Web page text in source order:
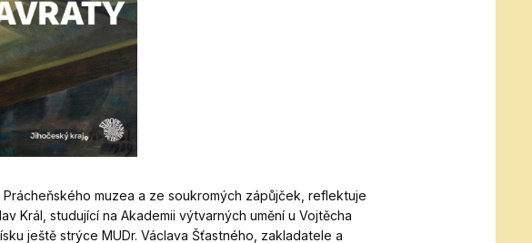
muzea a ze soukromých zápůjček, reflektuje
Král, studující na Akademii výtvarných umění u Vojtěcha
ještě strýce MUDr. Václava Šťastného, zakladatele a